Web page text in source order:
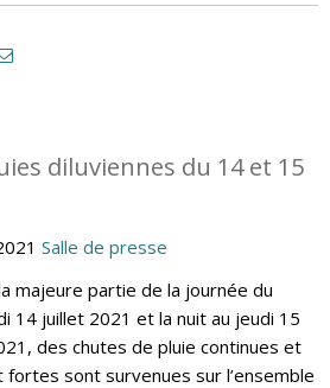
diluviennes du 14 et 15
Salle de presse
majeure partie de la journée du
14 juillet 2021 et la nuit au jeudi 15
des chutes de pluie continues et
fortes sont survenues sur l’ensemble